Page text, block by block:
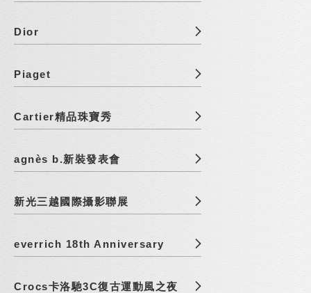
Dior
Piaget
Cartier精品珠寶秀
agnès b.新裝發表會
新光三越國際攝影聯展
everrich 18th Anniversary
Crocs卡洛馳3C復古運動風之夜